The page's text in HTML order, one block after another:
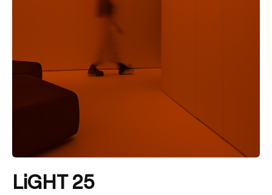
LiGHT 25